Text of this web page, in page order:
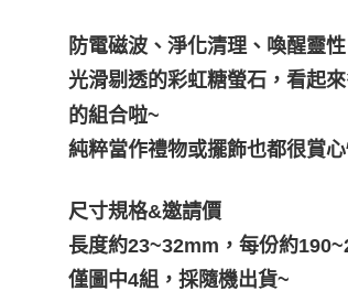
防電磁波、淨化清理、喚醒靈
光滑剔透的彩虹糖螢石，看起
的組合啦~
純粹當作禮物或擺飾也都很賞
尺寸規格&邀請價
長度約23~32mm，每份約
僅圖中4組，採隨機出貨~